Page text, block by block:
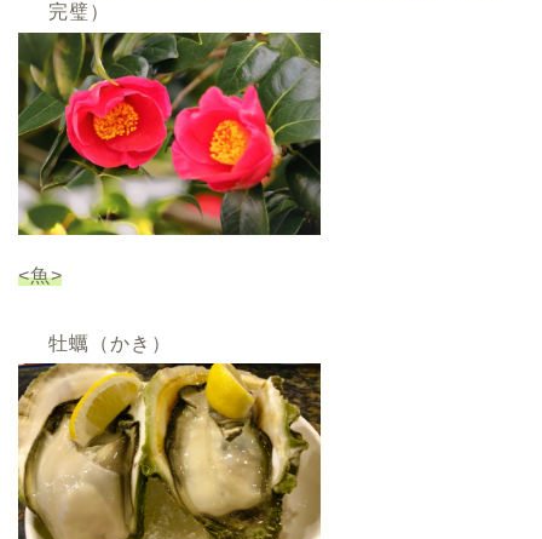
完璧）
<魚>
牡蠣（かき）